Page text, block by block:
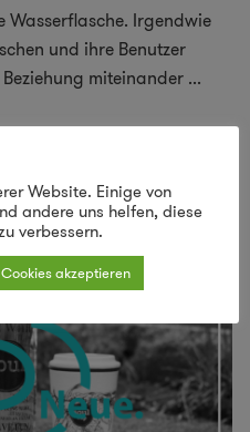
Wasserflasche. Irgendwie
und ihre Benutzer
miteinander ...
Website. Einige von
andere uns helfen, diese
verbessern.
akzeptieren